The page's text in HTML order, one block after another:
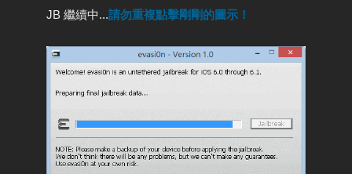
JB 繼續中...請勿重複點擊剛剛的圖示！